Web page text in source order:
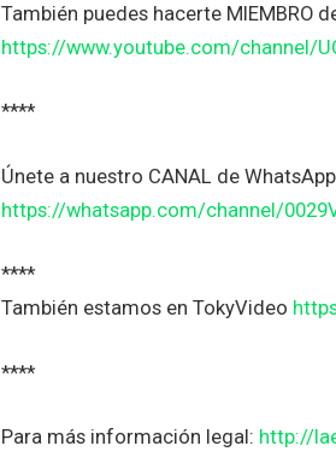
También puedes hacerte MIEMBRO
https://www.youtube.com/channel/
****
Únete a nuestro CANAL de
https://whatsapp.com/channel/
****
También estamos en TokyVideo
****
Para más información legal: http://